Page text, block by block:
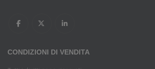
CONDIZIONI DI VENDITA